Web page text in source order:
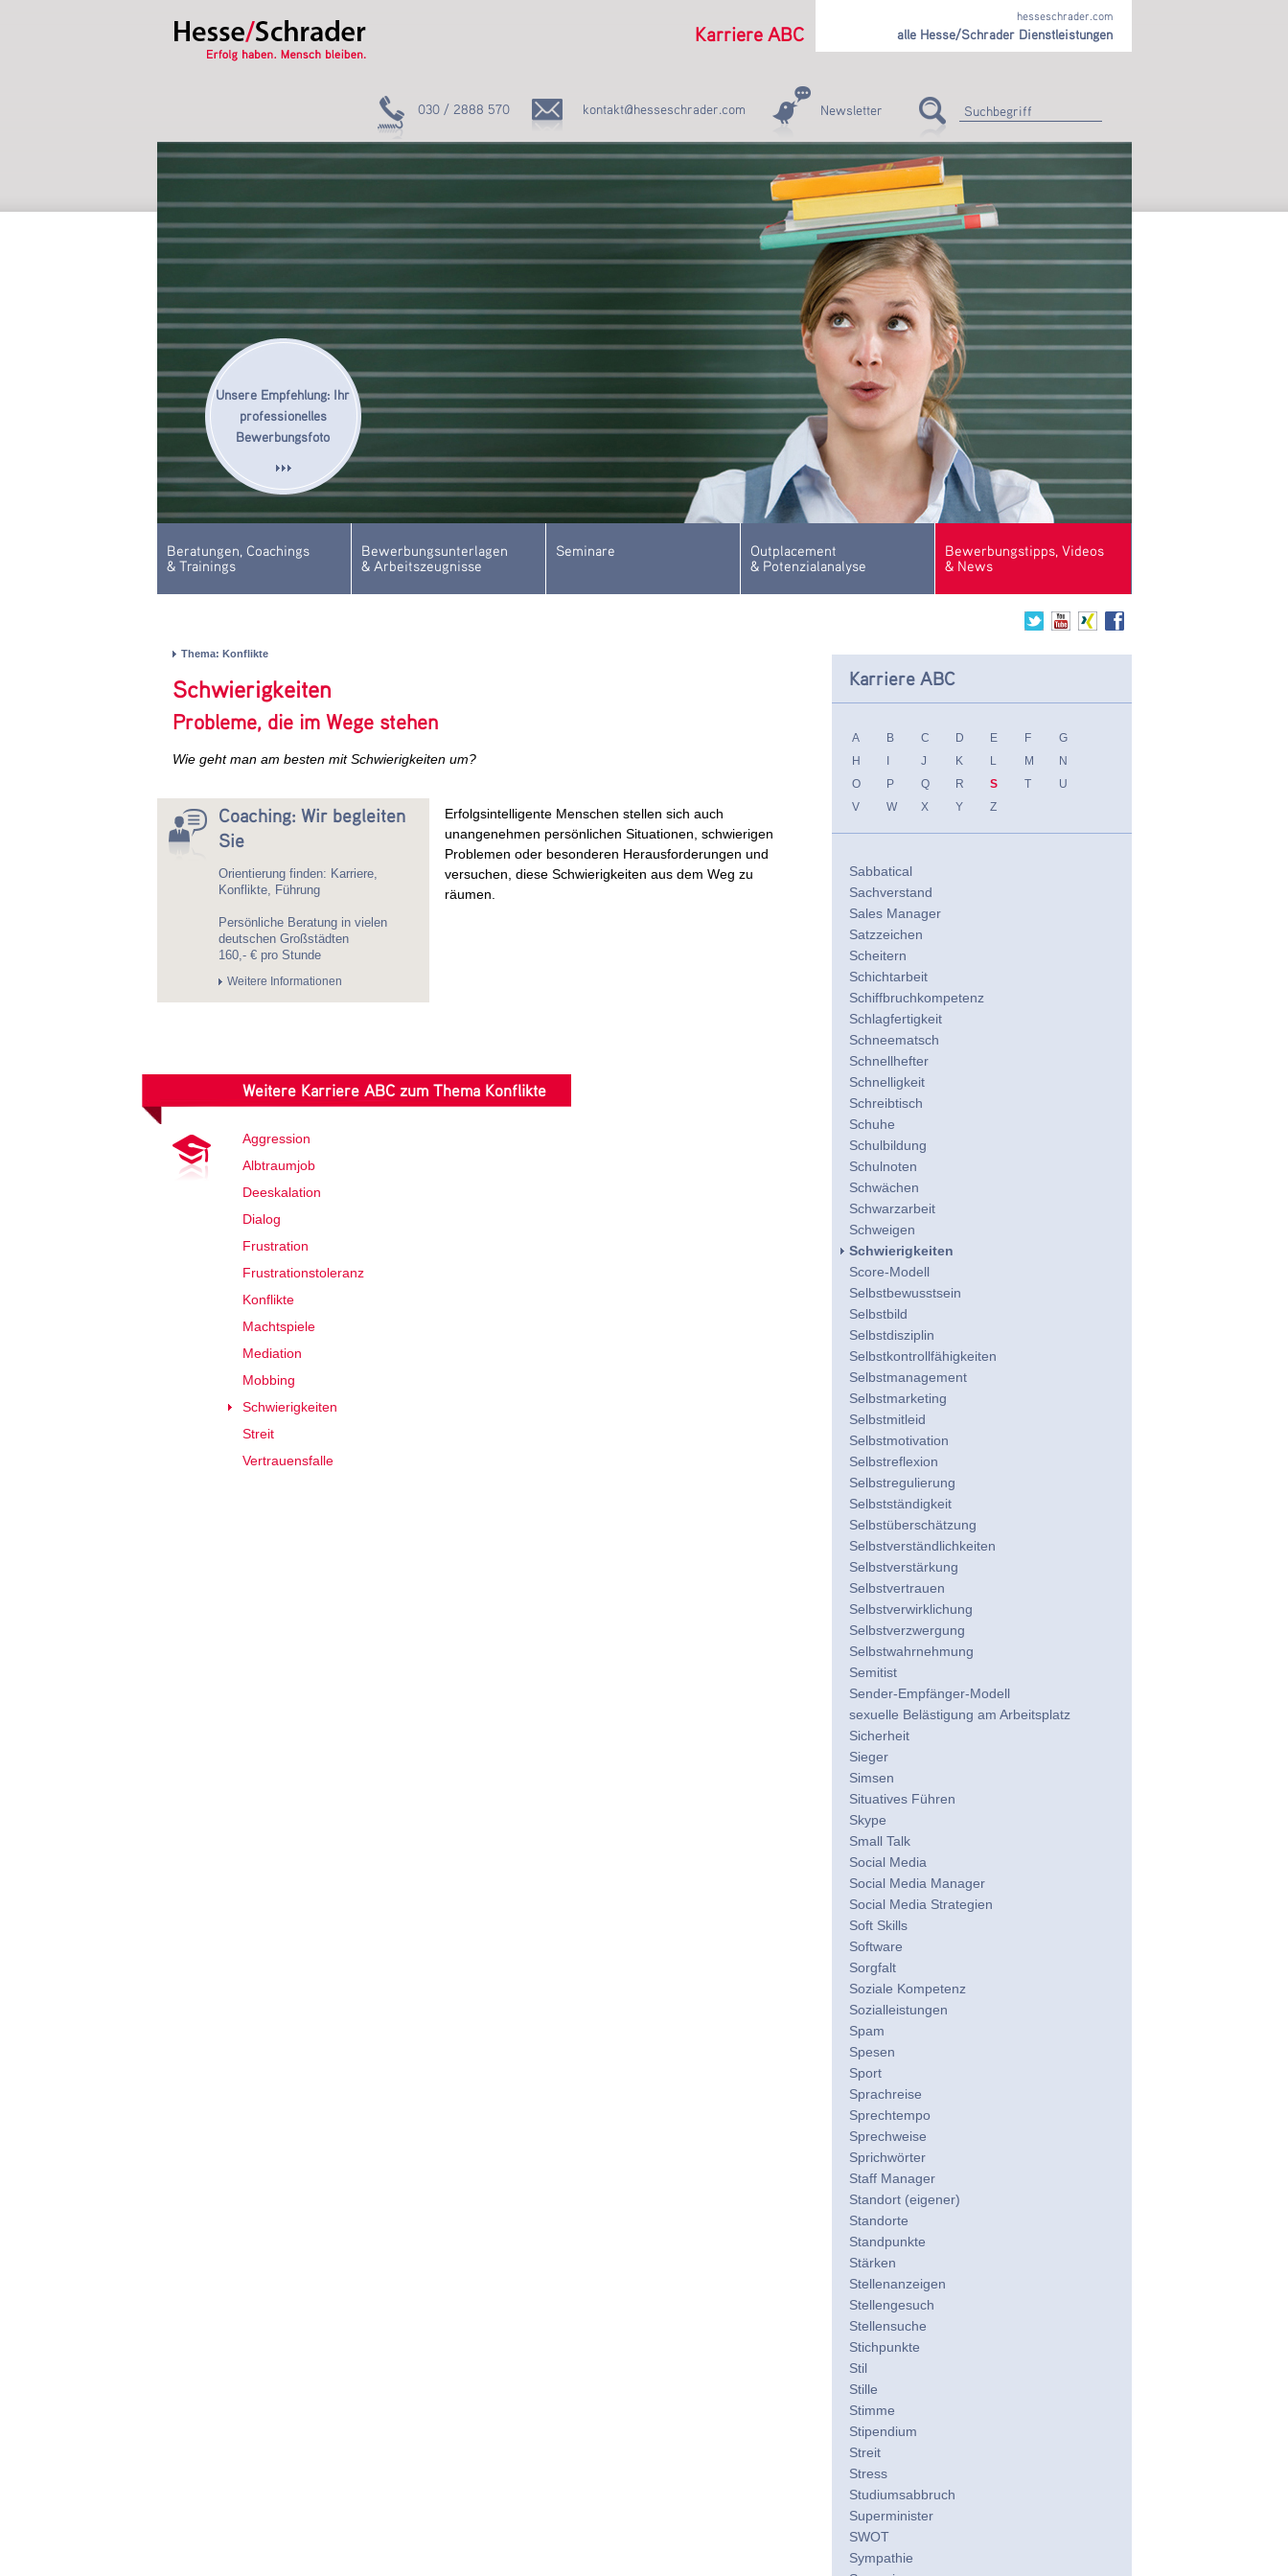
030 / 2888 570 kontakt@hesseschrader.com Newsletter
Beratungen, Coachings
& Trainings
Bewerbungsunterlagen
& Arbeitszeugnisse
Seminare
Outplacement
& Potenzialanalyse
Bewerbungstipps, Videos
& News
Thema: Konflikte
Schwierigkeiten
Probleme, die im Wege stehen
Wie geht man am besten mit Schwierigkeiten um?
Coaching: Wir begleiten
Sie
Orientierung finden: Karriere,
Konflikte, Führung
Persönliche Beratung in vielen
deutschen Großstädten
160,- € pro Stunde
Weitere Informationen
Erfolgsintelligente Menschen stellen sich auch
unangenehmen persönlichen Situationen, schwierigen
Problemen oder besonderen Herausforderungen und
versuchen, diese Schwierigkeiten aus dem Weg zu
räumen.
Weitere Karriere ABC zum Thema Konflikte
Aggression
Albtraumjob
Deeskalation
Dialog
Frustration
Frustrationstoleranz
Konflikte
Machtspiele
Mediation
Mobbing
Schwierigkeiten
Streit
Vertrauensfalle
Karriere ABC
A B C D E F
G
H
J K L M
N
O
P Q R S T
U
V
W X Y Z
Sabbatical
Sachverstand
Sales Manager
Satzzeichen
Scheitern
Schichtarbeit
Schiffbruchkompetenz
Schlagfertigkeit
Schneematsch
Schnellhefter
Schnelligkeit
Schreibtisch
Schuhe
Schulbildung
Schulnoten
Schwächen
Schwarzarbeit
Schweigen
Schwierigkeiten
Score-Modell
Selbstbewusstsein
Selbstbild
Selbstdisziplin
Selbstkontrollfähigkeiten
Selbstmanagement
Selbstmarketing
Selbstmitleid
Selbstmotivation
Selbstreflexion
Selbstregulierung
Selbstständigkeit
Selbstüberschätzung
Selbstverständlichkeiten
Selbstverstärkung
Selbstvertrauen
Selbstverwirklichung
Selbstverzwergung
Selbstwahrnehmung
Semitist
Sender-Empfänger-Modell
sexuelle Belästigung am Arbeitsplatz
Sicherheit
Sieger
Simsen
Situatives Führen
Skype
Small Talk
Social Media
Social Media Manager
Social Media Strategien
Soft Skills
Software
Sorgfalt
Soziale Kompetenz
Sozialleistungen
Spam
Spesen
Sport
Sprachreise
Sprechtempo
Sprechweise
Sprichwörter
Staff Manager
Standort (eigener)
Standorte
Standpunkte
Stärken
Stellenanzeigen
Stellengesuch
Stellensuche
Stichpunkte
Stil
Stille
Stimme
Stipendium
Streit
Stress
Studiumsabbruch
Superminister
SWOT
Sympathie
Karriere ABC
hesseschrader.com
alle Hesse/Schrader Dienstleistungen
Unsere Empfehlung: Ihr
professionelles
Bewerbungsfoto